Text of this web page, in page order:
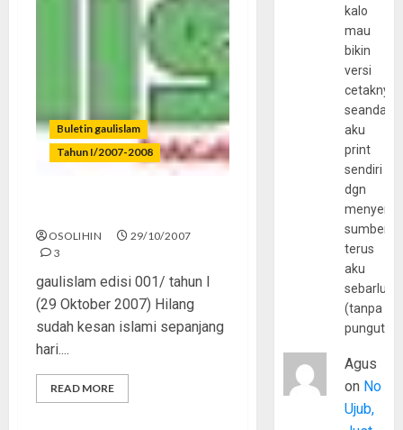
Buletin gaulislam
Tahun I/2007-2008
OSOLIHIN
29/10/2007
3
gaulislam edisi 001/ tahun I
(29 Oktober 2007) Hilang
sudah kesan islami sepanjang
hari....
READ MORE
kalo
mau
bikin
versi
cetaknya
aku
print
sendiri
dgn
sumber
terus
aku
(tanpa
Agus
on No
Ujub,